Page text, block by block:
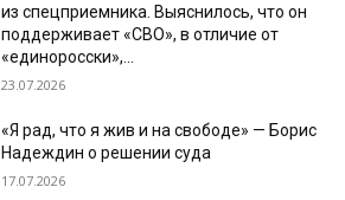
из спецприемника. Выяснилось, что он
поддерживает «СВО», в отличие от
«единоросски»,...
23.07.2026
«Я рад, что я жив и на свободе» — Борис
Надеждин о решении суда
17.07.2026